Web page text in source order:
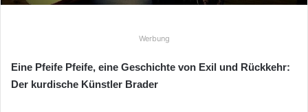
E
l
Werbung
Eine Pfeife Pfeife, eine Geschichte von Exil und Rückkehr:
Der kurdische Künstler Brader